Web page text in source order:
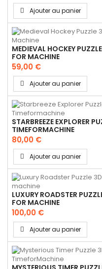
Ajouter au panier
MEDIEVAL HOCKEY
FOR MACHINE
59,00 €
Ajouter au panier
STARBREEZE EXPLORER
TIMEFORMACHINE
80,00 €
Ajouter au panier
LUXURY ROADSTER
FOR MACHINE
100,00 €
Ajouter au panier